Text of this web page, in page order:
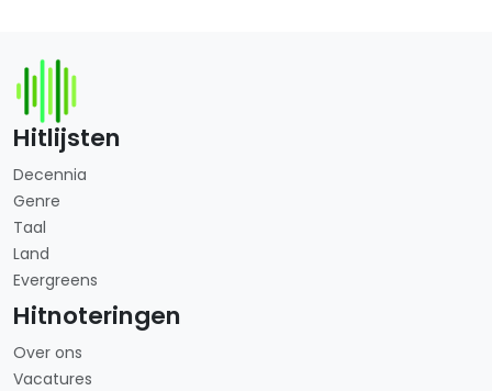
Hitlijsten
Decennia
Genre
Taal
Land
Evergreens
Hitnoteringen
Over ons
Vacatures